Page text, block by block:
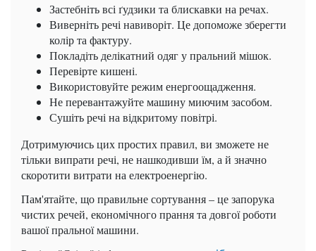
Застебніть всі ґудзики та блискавки на речах.
Виверніть речі навиворіт. Це допоможе зберегти
колір та фактуру.
Покладіть делікатний одяг у пральний мішок.
Перевірте кишені.
Використовуйте режим енергоощадження.
Не перевантажуйте машину миючим засобом.
Сушіть речі на відкритому повітрі.
Дотримуючись цих простих правил, ви зможете не
тільки випрати речі, не нашкодивши їм, а й значно
скоротити витрати на електроенергію.
Пам'ятайте, що правильне сортування – це запорука
чистих речей, економічного прання та довгої роботи
вашої пральної машини.